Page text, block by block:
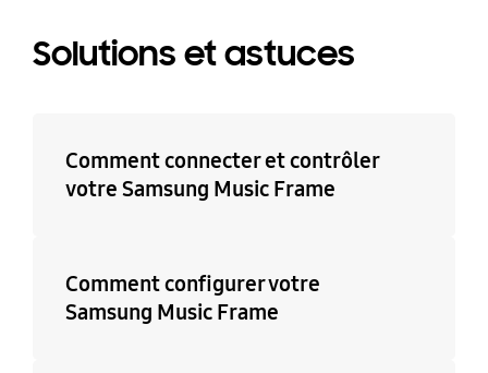
Solutions et astuces
Comment connecter et contrôler
votre Samsung Music Frame
Comment configurer votre
Samsung Music Frame